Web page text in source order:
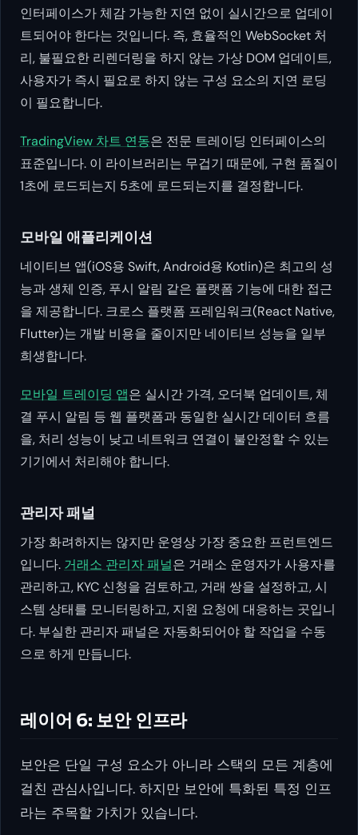
인터페이스가 체감 가능한 지연 없이 실시간으로 업데이
트되어야 한다는 것입니다. 즉, 효율적인 WebSocket 처
리, 불필요한 리렌더링을 하지 않는 가상 DOM 업데이트,
사용자가 즉시 필요로 하지 않는 구성 요소의 지연 로딩
이 필요합니다.
TradingView 차트 연동은 전문 트레이딩 인터페이스의
표준입니다. 이 라이브러리는 무겁기 때문에, 구현 품질이
1초에 로드되는지 5초에 로드되는지를 결정합니다.
모바일 애플리케이션
네이티브 앱(iOS용 Swift, Android용 Kotlin)은 최고의 성
능과 생체 인증, 푸시 알림 같은 플랫폼 기능에 대한 접근
을 제공합니다. 크로스 플랫폼 프레임워크(React Native,
Flutter)는 개발 비용을 줄이지만 네이티브 성능을 일부
희생합니다.
모바일 트레이딩 앱은 실시간 가격, 오더북 업데이트, 체
결 푸시 알림 등 웹 플랫폼과 동일한 실시간 데이터 흐름
을, 처리 성능이 낮고 네트워크 연결이 불안정할 수 있는
기기에서 처리해야 합니다.
관리자 패널
가장 화려하지는 않지만 운영상 가장 중요한 프런트엔드
입니다. 거래소 관리자 패널은 거래소 운영자가 사용자를
관리하고, KYC 신청을 검토하고, 거래 쌍을 설정하고, 시
스템 상태를 모니터링하고, 지원 요청에 대응하는 곳입니
다. 부실한 관리자 패널은 자동화되어야 할 작업을 수동
으로 하게 만듭니다.
레이어 6: 보안 인프라
보안은 단일 구성 요소가 아니라 스택의 모든 계층에
걸친 관심사입니다. 하지만 보안에 특화된 특정 인프
라는 주목할 가치가 있습니다.